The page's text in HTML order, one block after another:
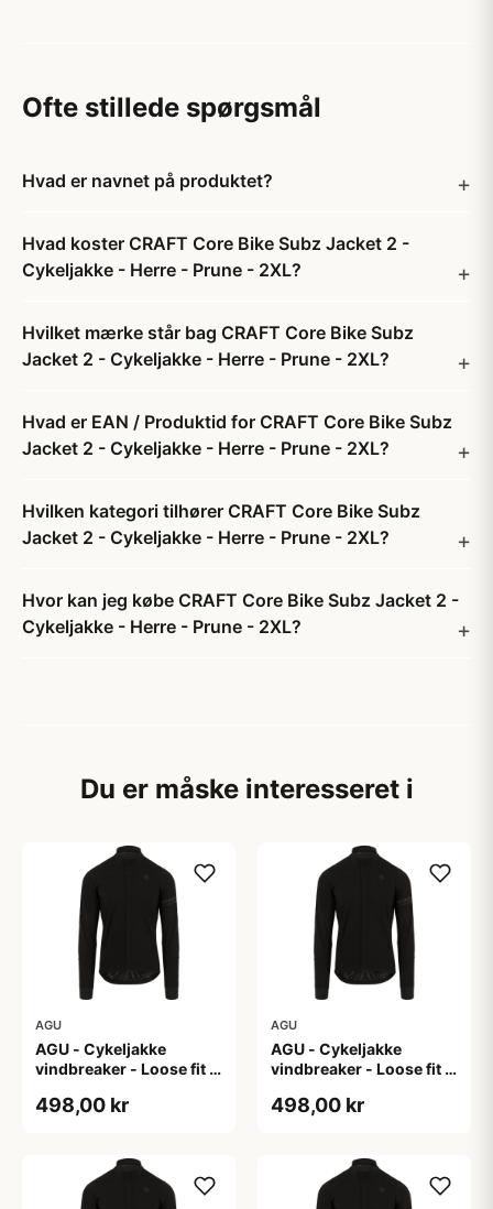
Ofte stillede spørgsmål
Hvad er navnet på produktet?
Hvad koster CRAFT Core Bike Subz Jacket 2 -
Cykeljakke - Herre - Prune - 2XL?
Hvilket mærke står bag CRAFT Core Bike Subz
Jacket 2 - Cykeljakke - Herre - Prune - 2XL?
Hvad er EAN / Produktid for CRAFT Core Bike Subz
Jacket 2 - Cykeljakke - Herre - Prune - 2XL?
Hvilken kategori tilhører CRAFT Core Bike Subz
Jacket 2 - Cykeljakke - Herre - Prune - 2XL?
Hvor kan jeg købe CRAFT Core Bike Subz Jacket 2 -
Cykeljakke - Herre - Prune - 2XL?
Du er måske interesseret i
AGU
AGU - Cykeljakke
vindbreaker - Loose fit -
498,00 kr
AGU
AGU - Cykeljakke
vindbreaker - Loose fit -
498,00 kr